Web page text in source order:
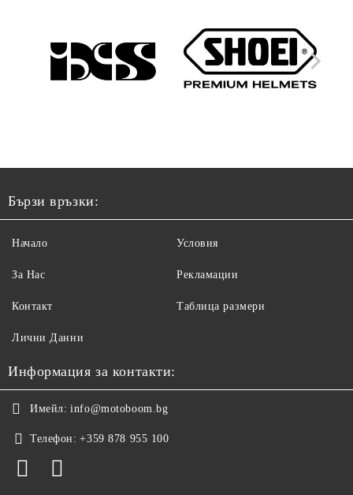
Бързи връзки:
Начало
За Нас
Контакт
Лични Данни
Условия
Рекламации
Таблица размери
Информация за контакти:
Имейл: info@motoboom.bg
Телефон: +359 878 955 100